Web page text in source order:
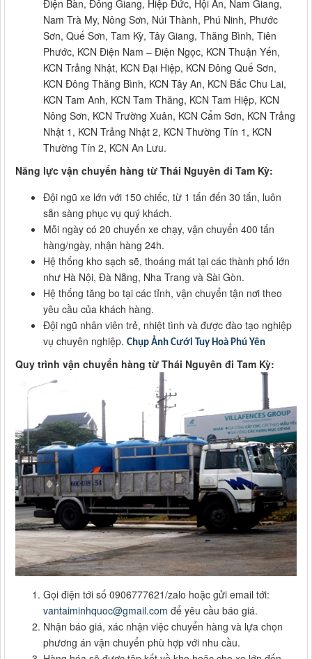
Điện Bàn, Đông Giang, Hiệp Đức, Hội An, Nam Giang,
Nam Trà My, Nông Sơn, Núi Thành, Phú Ninh, Phước
Sơn, Quế Sơn, Tam Kỳ, Tây Giang, Thăng Bình, Tiên
Phước, KCN Điện Nam – Điện Ngọc, KCN Thuận Yến,
KCN Trảng Nhật, KCN Đại Hiệp, KCN Đông Quế Sơn,
KCN Đông Thăng Bình, KCN Tây An, KCN Bắc Chu Lai,
KCN Tam Anh, KCN Tam Thăng, KCN Tam Hiệp, KCN
Nông Sơn, KCN Trường Xuân, KCN Cẩm Sơn, KCN Trảng
Nhật 1, KCN Trảng Nhật 2, KCN Thường Tín 1, KCN
Thường Tín 2, KCN An Lưu.
Năng lực vận chuyển hàng từ Thái Nguyên đi Tam Kỳ:
Đội ngũ xe lớn với 150 chiếc, từ 1 tấn đến 30 tấn, luôn
sẵn sàng phục vụ quý khách.
Mỗi ngày có 20 chuyến xe chạy, vận chuyển 400 tấn
hàng/ngày, nhận hàng 24h.
Hệ thống kho sạch sẽ, thoáng mát tại các thành phố lớn
như Hà Nội, Đà Nẵng, Nha Trang và Sài Gòn.
Hệ thống tăng bo tại các tỉnh, vận chuyển tận nơi theo
yêu cầu của khách hàng.
Đội ngũ nhân viên trẻ, nhiệt tình và được đào tạo nghiệp
vụ chuyên nghiệp. Chụp Ảnh Cưới Tuy Hoà Phú Yên
Quy trình vận chuyển hàng từ Thái Nguyên đi Tam Kỳ:
Gọi điện tới số 0906777621/zalo hoặc gửi email tới:
vantaiminhquoc@gmail.com để yêu cầu báo giá.
Nhận báo giá, xác nhận việc chuyển hàng và lựa chọn
phương án vận chuyển phù hợp với nhu cầu.